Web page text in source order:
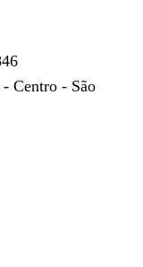
- Centro - São